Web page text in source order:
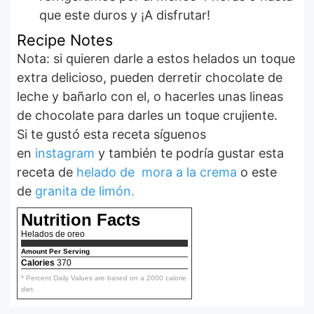
que este duros y ¡A disfrutar!
Recipe Notes
Nota: si quieren darle a estos helados un toque
extra delicioso, pueden derretir chocolate de
leche y bañarlo con el, o hacerles unas lineas
de chocolate para darles un toque crujiente.
Si te gustó esta receta síguenos
en instagram y también te podría gustar esta
receta de helado de mora a la crema o este
de granita de limón.
Nutrition Facts
Helados de oreo
Amount Per Serving
Calories 370
* Percent Daily Values are based on a 2000 calorie
diet.